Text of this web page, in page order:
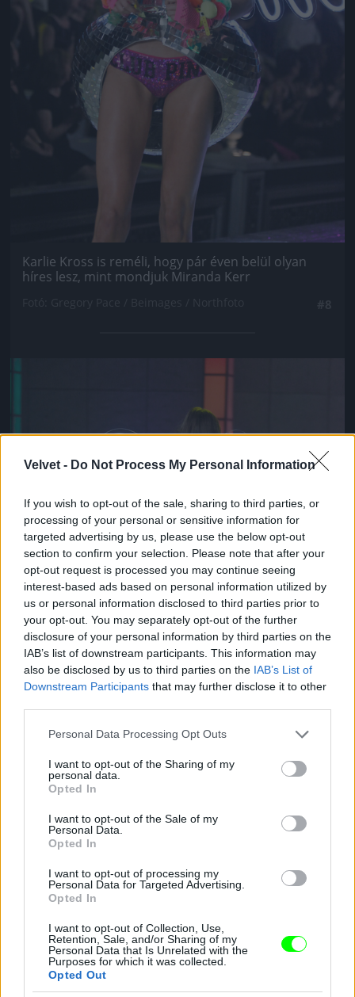
Velvet - Do Not Process My Personal Information
If you wish to opt-out of the sale, sharing to third parties, or
processing of your personal or sensitive information for
targeted advertising by us, please use the below opt-out
section to confirm your selection. Please note that after your
opt-out request is processed you may continue seeing
interest-based ads based on personal information utilized by
us or personal information disclosed to third parties prior to
your opt-out. You may separately opt-out of the further
disclosure of your personal information by third parties on the
IAB’s list of downstream participants. This information may
also be disclosed by us to third parties on the IAB’s List of
Downstream Participants that may further disclose it to other
Please note that this website/app uses one or more Google
not limited to your visit or usage behaviour. You may click to
grant or deny consent to Google and its third-party tags to
use your data for below specified purposes in below Google
consent section.
Personal Data Processing Opt Outs
I want to opt-out of the Sharing of my
personal data.
Opted In
I want to opt-out of the Sale of my
Personal Data.
Opted In
I want to opt-out of processing my
Personal Data for Targeted Advertising.
Opted In
I want to opt-out of Collection, Use,
Retention, Sale, and/or Sharing of my
Personal Data that Is Unrelated with the
Purposes for which it was collected.
Opted Out
Karlie Kross is reméli, hogy pár éven belül olyan
híres lesz, mint mondjuk Miranda Kerr
Jön még kép!
Ez a csillogó izé mindenesetre meglepően sokat
takar a fenekéből
Fotó: Gregory Pace / Beimages / Northfoto